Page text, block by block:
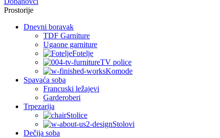
Prostorije
Dnevni boravak
TDF Garniture
Ugaone garniture
Fotelje
TV police
Komode
Spavaća soba
Francuski ležajevi
Garderoberi
Trpezarija
Stolice
Stolovi
Dečija soba